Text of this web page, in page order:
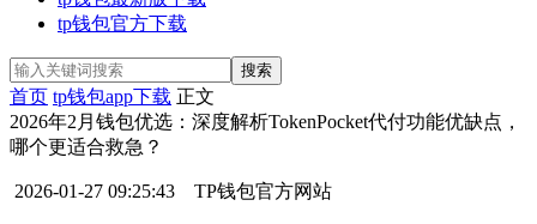
tp钱包官方下载
首页 tp钱包app下载 正文
2026年2月钱包优选：深度解析TokenPocket代付功能优缺点，
哪个更适合救急？
2026-01-27 09:25:43 TP钱包官方网站